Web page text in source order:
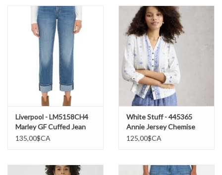
74 % coton
24 % polyester COOLMAX® All Season EcoMade
2 % élasthanne
Laver à la machine à froid
Suspendre pour sécher
Liverpool - LM5158CH4
Marley GF Cuffed Jean
SS26
135,00$CA
White Stuff - 445365
Annie Jersey Chemise
SS26
125,00$CA